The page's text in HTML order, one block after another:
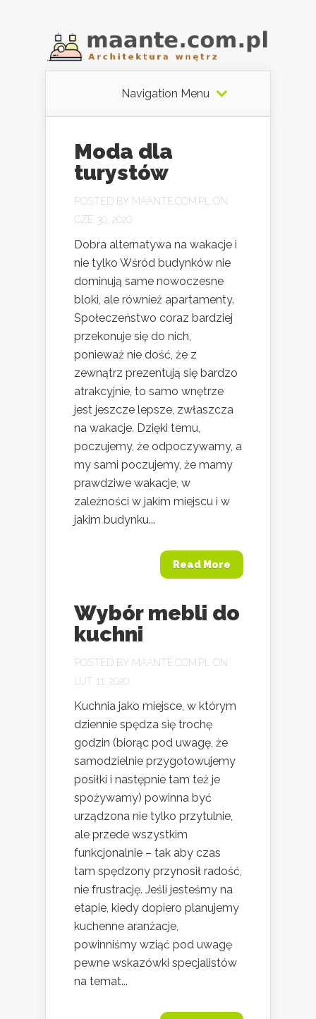
Navigation Menu
Moda dla
turystów
POSTED BY MAANTE.COM.PL
ON
CZE 30, 2020
Dobra alternatywa na wakacje i
nie tylko Wśród budynków nie
dominują same nowoczesne
bloki, ale również apartamenty.
Społeczeństwo coraz bardziej
przekonuje się do nich,
ponieważ nie dość, że z
zewnątrz prezentują się bardzo
atrakcyjnie, to samo wnętrze
jest jeszcze lepsze, zwłaszcza
na wakacje. Dzięki temu,
poczujemy, że odpoczywamy, a
my sami poczujemy, że mamy
prawdziwe wakacje, w
zależności w jakim miejscu i w
jakim budynku...
Read More
Wybór mebli do
kuchni
POSTED BY MAANTE.COM.PL
ON
LUT 11, 2020
Kuchnia jako miejsce, w którym
dziennie spędza się trochę
godzin (biorąc pod uwagę, że
samodzielnie przygotowujemy
posiłki i następnie tam też je
spożywamy) powinna być
urządzona nie tylko przytulnie,
ale przede wszystkim
funkcjonalnie – tak aby czas
tam spędzony przynosił radość,
nie frustrację. Jeśli jesteśmy na
etapie, kiedy dopiero planujemy
kuchenne aranżacje,
powinniśmy wziąć pod uwagę
pewne wskazówki specjalistów
na temat...